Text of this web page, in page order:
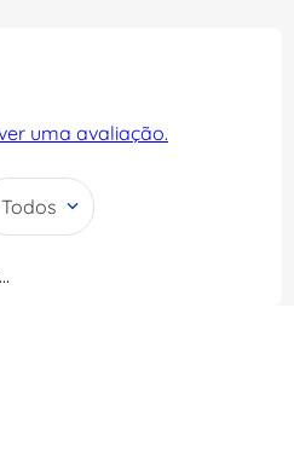
uma avaliação.
Todos